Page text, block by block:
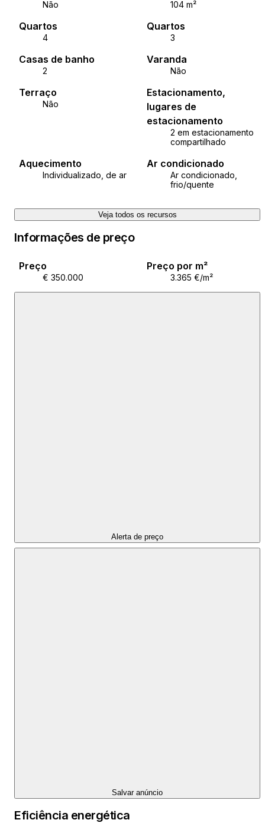
Não 104 m²
Quartos
4
Quartos
3
Casas de banho
2
Varanda
Não
Terraço
Não
Estacionamento,
lugares de
estacionamento
2 em estacionamento
compartilhado
Aquecimento
Individualizado, de ar
Ar condicionado
Ar condicionado,
frio/quente
Veja todos os recursos
Informações de preço
Preço
€ 350.000
Preço por m²
3.365 €/m²
Alerta de preço
Salvar anúncio
Eficiência energética